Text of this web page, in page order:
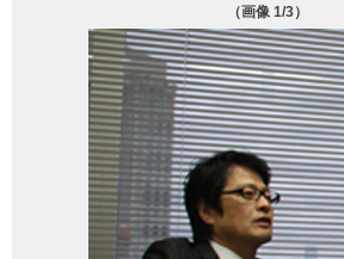
（画像 1/3）